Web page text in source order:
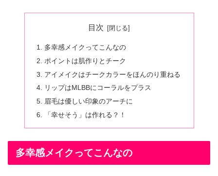
目次
多幸感メイクってこんなの
ポイントは肌作りとチーク
アイメイクはチークカラーをほんのり重ねる
リップはMLBBにコーラルをプラス
眉毛は優しい印象のアーチに
「幸せそう」は作れる？！
多幸感メイクってこんなの